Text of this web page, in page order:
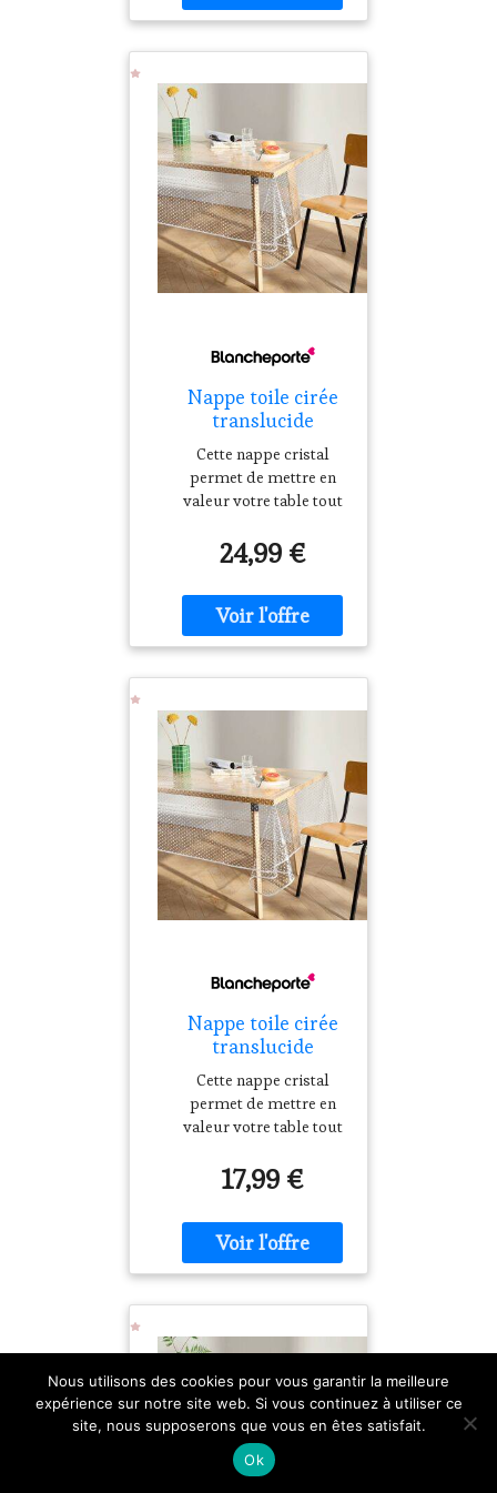
parfaite ! Composition•
et
résistanteDescription•
Se nettoie d'un coup
d'éponge•
Imperméable, souple
et résistante• Qualité
facile d'entretien•
Finition biais blanc•
Epaisseur 0,15 mm
environ
Nappe toile cirée
translucide
imprimé pois
blanc -
Blancheporte
Transparent /
Blanc Unisex
Cette nappe cristal
permet de mettre en
valeur votre table tout
avec son imprimé pois !
Transparente,
résistante et d'une
imperméabilité
parfaite ! Composition•
et
résistanteDescription•
Se nettoie d'un coup
d'éponge•
Imperméable, souple
et résistante• Qualité
facile d'entretien•
Finition biais blanc•
Epaisseur 0,15 mm
environ
24,99 €
Nappe toile cirée
translucide
imprimé pois
blanc -
Blancheporte
Transparent /
Blanc Unisex
Cette nappe cristal
permet de mettre en
valeur votre table tout
avec son imprimé pois !
Transparente,
résistante et d'une
imperméabilité
parfaite ! Composition•
et
Se nettoie d'un coup
d'éponge•
Imperméable, souple
et résistante• Qualité
facile d'entretien•
17,99 €
Nous utilisons des cookies pour vous garantir la meilleure
expérience sur notre site web. Si vous continuez à utiliser ce
site, nous supposerons que vous en êtes satisfait.
Ok